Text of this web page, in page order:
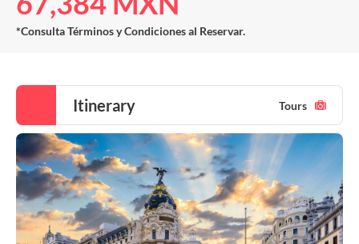
*Consulta Términos y Condiciones al Reservar.
Itinerary Tours